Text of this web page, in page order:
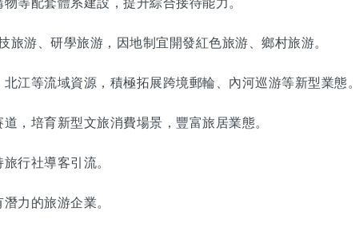
游、研學旅游，因地制宜開發紅色旅游、鄉村旅游。
等流域資源，積極拓展跨境郵輪、內河巡游等新型業態。
培育新型文旅消費場景，豐富旅居業態。
行社導客引流。
力的旅游企業。